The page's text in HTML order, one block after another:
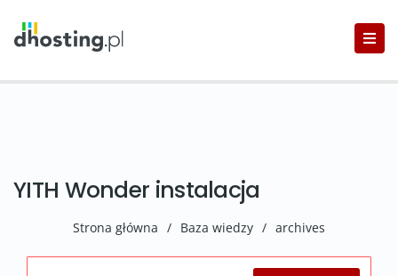
YITH Wonder instalacja
Strona główna / Baza wiedzy / archives